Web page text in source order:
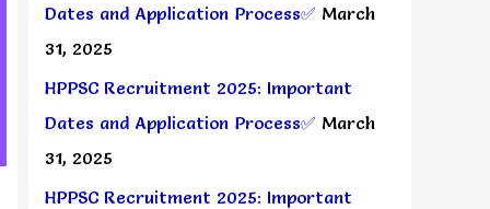
Dates and Application Process✅ March
31, 2025
HPPSC Recruitment 2025: Important
Dates and Application Process✅ March
31, 2025
HPPSC Recruitment 2025: Important